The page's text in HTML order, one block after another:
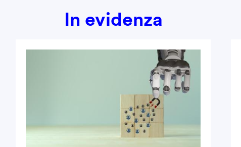
In evidenza